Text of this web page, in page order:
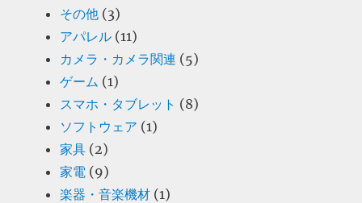
その他 (3)
アパレル (11)
カメラ・カメラ関連 (5)
ゲーム (1)
スマホ・タブレット (8)
ソフトウェア (1)
家具 (2)
家電 (9)
楽器・音楽機材 (1)